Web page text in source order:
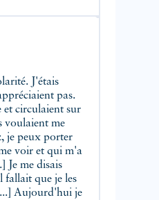
J'étais
pas.
et circulaient sur
voulaient me
je peux porter
voir et qui m'a
Je me disais
fallait que je les
Aujourd'hui je